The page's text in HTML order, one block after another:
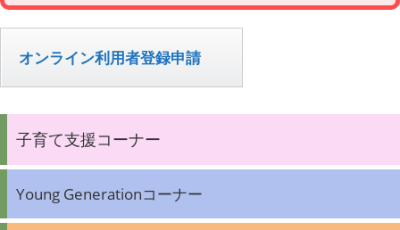
オンライン利用者登録申請
子育て支援コーナー
Young Generationコーナー